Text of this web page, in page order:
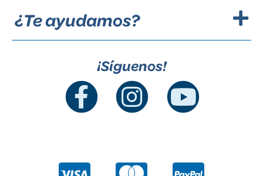
¿Te ayudamos?
¡Síguenos!